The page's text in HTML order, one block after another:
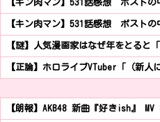
【キン肉マン】531話感想 ポスト
【キン肉マン】531話感想 ポスト
【謎】人気漫画家はなぜ年をとると
【正論】ホロライブVTuber「（新人
【朗報】AKB48 新曲『好きish』